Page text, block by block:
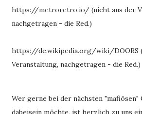
https://metroretro.io/ (nicht aus der
nachgetragen - die Red.)
https://de.wikipedia.org/wiki/DOORS
Veranstaltung, nachgetragen - die Red.)
Wer gerne bei der nächsten "mafiösen"
dabeisein möchte, ist herzlich zu uns